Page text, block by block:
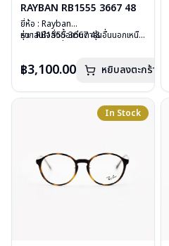
RAYBAN RB1555 3667 48
ยี่ห้อ : Rayban
รุ่น : RB1555 3667 48
บานพับ : ไม่มีสปริง
อุปกรณ์ : กล่องแว่น, ผ้าเช็ดแว่น, คู่มือ
การรับประกัน : 2 ปี (ประกันศูนย์
หากสนใจสั่งชื้อแว่นตารุ่นอื่นนอกเหนือ
฿3,100.00 หยิบลงตะกร้า
In Stock